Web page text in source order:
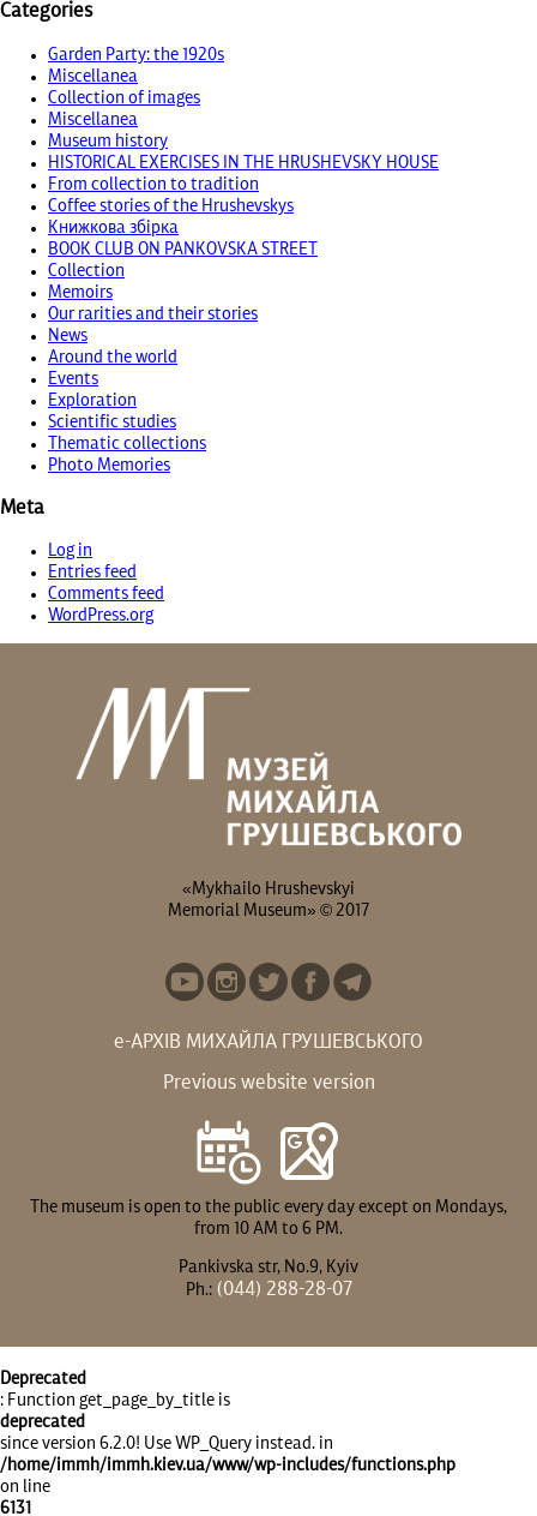
Categories
Garden Party: the 1920s
Miscellanea
Collection of images
Miscellanea
Museum history
HISTORICAL EXERCISES IN THE HRUSHEVSKY HOUSE
From collection to tradition
Coffee stories of the Hrushevskys
Книжкова збірка
BOOK CLUB ON PANKOVSKA STREET
Collection
Memoirs
Our rarities and their stories
News
Around the world
Events
Exploration
Scientific studies
Thematic collections
Photo Memories
Meta
Log in
Entries feed
Comments feed
WordPress.org
«Mykhailo Hrushevskyi
Memorial Museum» © 2017
е-АРХІВ МИХАЙЛА ГРУШЕВСЬКОГО
Previous website version
The museum is open to the public every day except on Mondays,
from 10 AM to 6 PM.
Pankivska str, No.9, Kyiv
Ph.:(044) 288-28-07
Deprecated
: Function get_page_by_title is
deprecated
since version 6.2.0! Use WP_Query instead. in
/home/immh/immh.kiev.ua/www/wp-includes/functions.php
on line
6131